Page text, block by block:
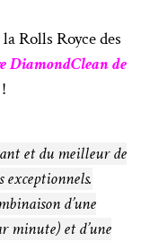
Rolls Royce des
DiamondClean de
et du meilleur de
d’une
minute) et d’une